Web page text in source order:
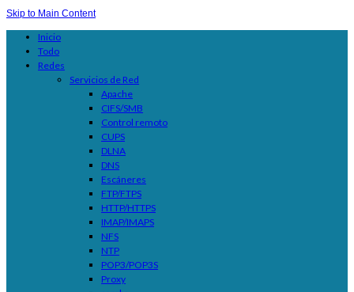
Skip to Main Content
Inicio
Todo
Redes
Servicios de Red
Apache
CIFS/SMB
Control remoto
CUPS
DLNA
DNS
Escáneres
FTP/FTPS
HTTP/HTTPS
IMAP/IMAPS
NFS
NTP
POP3/POP3S
Proxy